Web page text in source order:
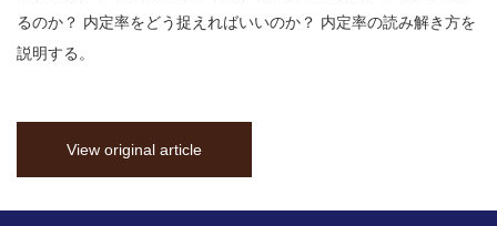
るのか？ 内定率をどう捉えればいいのか？ 内定率の読み解き方を
説明する。
View original article